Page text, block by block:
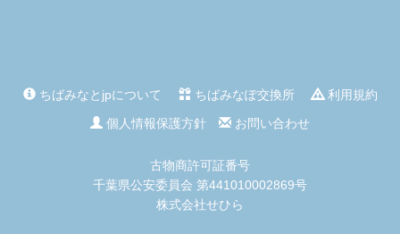
ちばみなとjpについて ちばみなぽ交換所
利用規約
個人情報保護方針
お問い合わせ
古物商許可証番号
千葉県公安委員会 第441010002869号
株式会社せひら